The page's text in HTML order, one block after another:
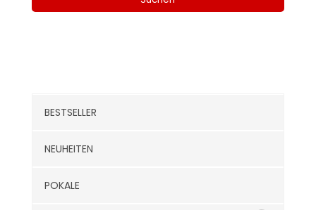
BESTSELLER
NEUHEITEN
POKALE